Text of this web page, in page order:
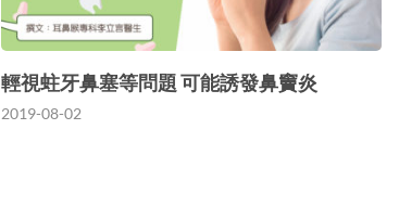
輕視蛀牙鼻塞等問題 可能誘發鼻竇炎
2019-08-02